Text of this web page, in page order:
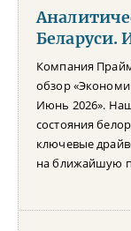
Беларуси.
Компания
обзор
Июнь 2026».
состояния
ключевые
на ближайшую